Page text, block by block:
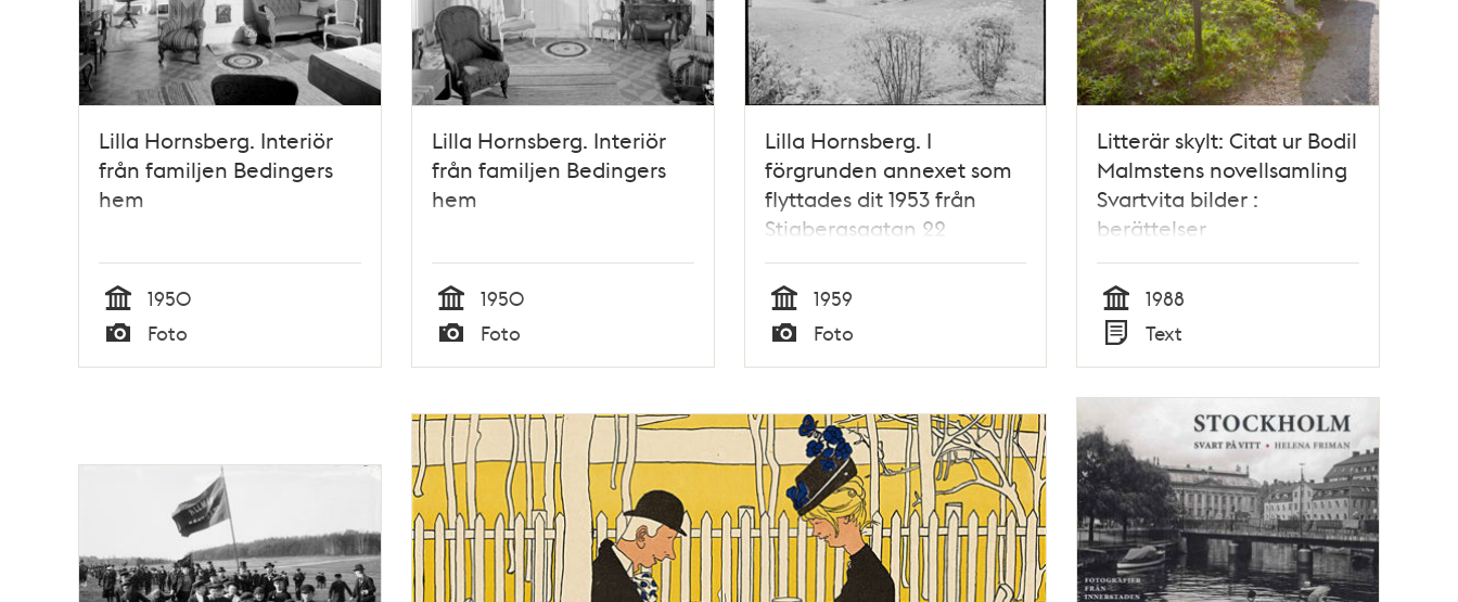
Lilla Hornsberg. Interiör
från familjen Bedingers
hem
Tid
1950
Typ
Foto
Lilla Hornsberg. Interiör
från familjen Bedingers
hem
Tid
1950
Typ
Foto
Lilla Hornsberg. I
förgrunden annexet som
flyttades dit 1953 från
Stigbergsgatan 22
Tid
1959
Typ
Foto
Litterär skylt: Citat ur Bodil
Malmstens novellsamling
Svartvita bilder :
berättelser
Tid
1988
Typ
Text